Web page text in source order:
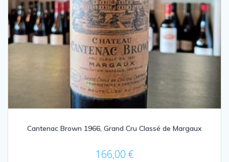
Cantenac Brown 1966, Grand Cru Classé de Margaux
166,00 €